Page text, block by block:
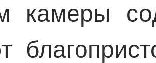
камеры